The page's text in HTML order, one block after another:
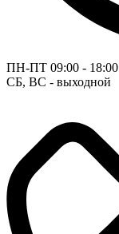
ПН-ПТ 09:00 - 18:00
СБ, ВС - выходной